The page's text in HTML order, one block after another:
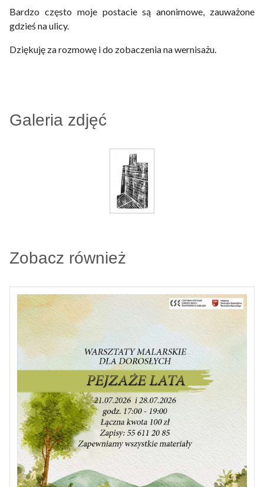
Bardzo często moje postacie są anonimowe, zauważone
gdzieś na ulicy.
Dziękuję za rozmowę i do zobaczenia na wernisażu.
Galeria zdjęć
Zobacz również